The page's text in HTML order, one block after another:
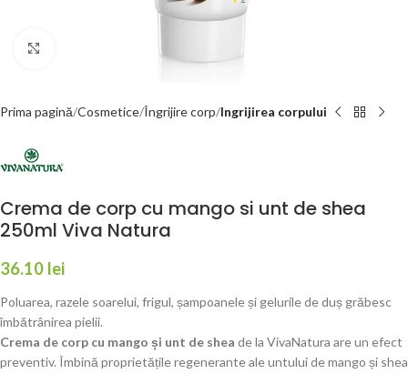
Prima pagină Cosmetice Îngrijire corp Ingrijirea corpului
Crema de corp cu mango si unt de shea
250ml Viva Natura
36.10 lei
Poluarea, razele soarelui, frigul, șampoanele și gelurile de duș grăbesc
îmbătrânirea pielii.
Crema de corp cu mango și unt de shea de la VivaNatura are un efect
preventiv. Îmbină proprietățile regenerante ale untului de mango și shea